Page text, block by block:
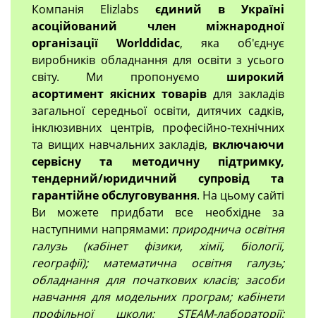
Компанія Elizlabs єдиний в Україні
асоційований член міжнародної
організації Worlddidac, яка об'єднує
виробників обладнання для освіти з усього
світу. Ми пропонуємо широкий
асортимент якісних товарів для закладів
загальної середньої освіти, дитячих садків,
інклюзивних центрів, професійно-технічних
та вищих навчальних закладів, включаючи
сервісну та методичну підтримку,
тендерний/юридичний супровід та
гарантійне обслуговування. На цьому сайті
Ви можете придбати все необхідне за
наступними напрямами: природнича освітня
галузь (кабінет фізики, хімії, біології,
географії); математична освітня галузь;
обладнання для початкових класів; засоби
навчання для модельних програм; кабінети
профільної школи; STEAM-лабораторії;